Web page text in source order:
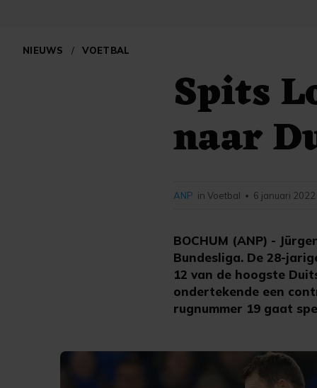
NIEUWS / VOETBAL
Spits
naar
BOCHUM (ANP) -
Bundesliga. De 28-
12 van de hoogste
ondertekende een
rugnummer 19 gaat
ANP in Voetbal • 6 januari